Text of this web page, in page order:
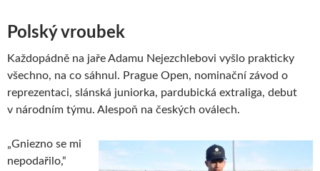
Polský vroubek
Každopádně na jaře Adamu Nejezchlebovi vyšlo prakticky
všechno, na co sáhnul. Prague Open, nominační závod o
reprezentaci, slánská juniorka, pardubická extraliga, debut
v národním týmu. Alespoň na českých oválech.
„Gniezno se mi
nepodařilo,“